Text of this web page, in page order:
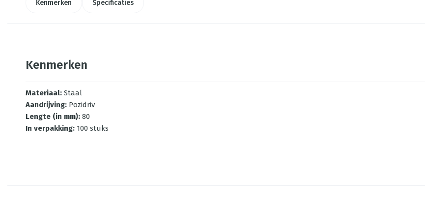
Kenmerken Specificaties
Kenmerken
Materiaal: Staal
Aandrijving: Pozidriv
Lengte (in mm): 80
In verpakking: 100 stuks